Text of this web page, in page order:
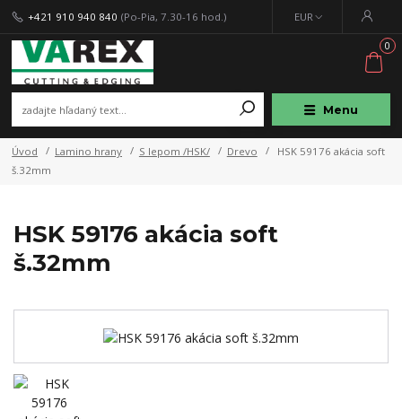
Menu
EUR
+421 910 940 840 (Po-Pia, 7.30-16 hod.)
0
Úvod Lamino hrany S lepom /HSK/ Drevo
HSK 59176 akácia soft
š.32mm
HSK 59176 akácia soft
š.32mm